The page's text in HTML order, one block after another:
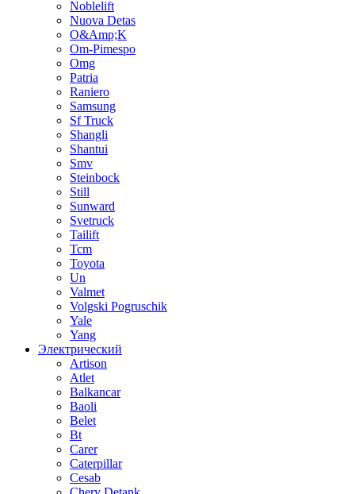
Noblelift
Nuova Detas
O&Amp;K
Om-Pimespo
Omg
Patria
Raniero
Samsung
Sf Truck
Shangli
Shantui
Smv
Steinbock
Still
Sunward
Svetruck
Tailift
Tcm
Toyota
Un
Valmet
Volgski Pogruschik
Yale
Yang
Электрический
Artison
Atlet
Balkancar
Baoli
Belet
Bt
Carer
Caterpillar
Cesab